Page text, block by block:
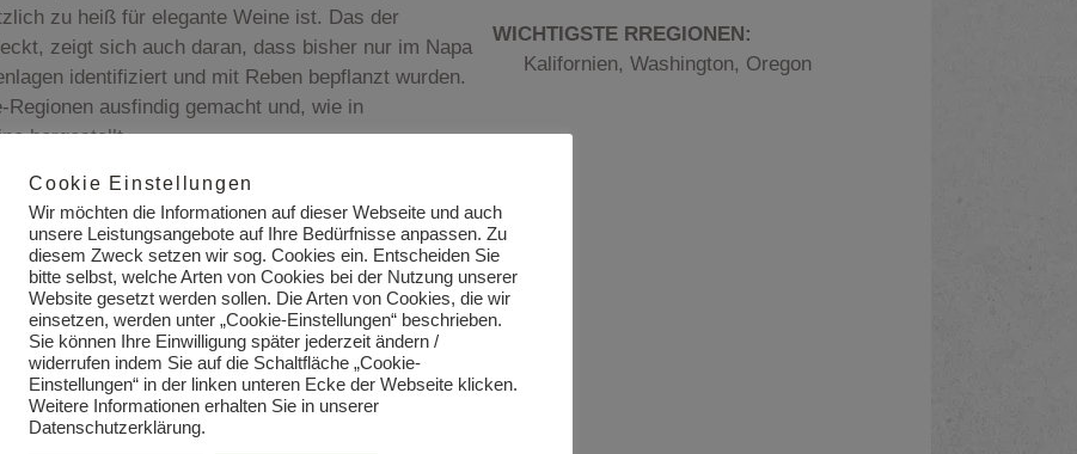
zu heiß für elegante Weine ist. Das der
zeigt sich auch daran, dass bisher nur im Napa
identifiziert und mit Reben bepflanzt wurden.
ausfindig gemacht und, wie in
hergestellt.
WICHTIGSTE RREGIONEN:
Kalifornien, Washington, Oregon
Cookie Einstellungen
Wir möchten die Informationen auf dieser Webseite und auch
unsere Leistungsangebote auf Ihre Bedürfnisse anpassen. Zu
diesem Zweck setzen wir sog. Cookies ein. Entscheiden Sie
bitte selbst, welche Arten von Cookies bei der Nutzung unserer
Website gesetzt werden sollen. Die Arten von Cookies, die wir
einsetzen, werden unter „Cookie-Einstellungen“ beschrieben.
Sie können Ihre Einwilligung später jederzeit ändern /
widerrufen indem Sie auf die Schaltfläche „Cookie-
Einstellungen“ in der linken unteren Ecke der Webseite klicken.
Weitere Informationen erhalten Sie in unserer
Datenschutzerklärung.